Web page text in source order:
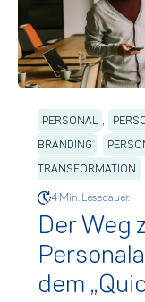
PERSONAL ,
BRANDING ,
TRANSFORMATION
4 Min. Lesedauer.
Der Weg
dem